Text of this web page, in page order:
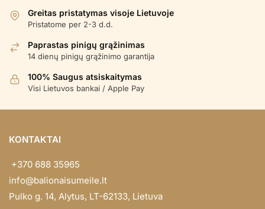
Greitas pristatymas visoje Lietuvoje
Pristatome per 2-3 d.d.
Paprastas pinigų grąžinimas
14 dienų pinigų grąžinimo garantija
100% Saugus atsiskaitymas
Visi Lietuvos bankai / Apple Pay
KONTAKTAI
+370 688 35965
info@balionaisumeile.lt
Pulko g. 14, Alytus, LT-62133, Lietuva